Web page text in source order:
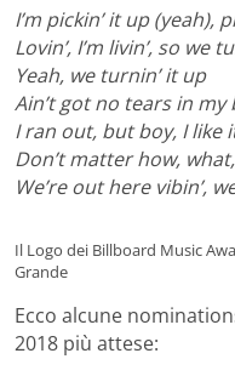
I’m pickin’ it up (yeah),
Lovin’, I’m livin’, so we
Yeah, we turnin’ it up
Ain’t got no tears in my
I ran out, but boy, I like
Don’t matter how,
We’re out here vibin’,
Il Logo dei Billboard Music
Grande
Ecco alcune
2018 più attese: